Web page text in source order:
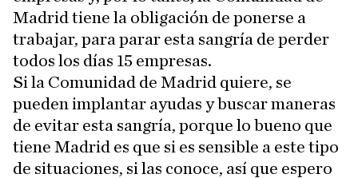
Madrid tiene la obligación de ponerse a
trabajar, para parar esta sangría de perder
todos los días 15 empresas.
Si la Comunidad de Madrid quiere, se
pueden implantar ayudas y buscar maneras
de evitar esta sangría, porque lo bueno que
tiene Madrid es que si es sensible a este tipo
de situaciones, si las conoce, así que espero